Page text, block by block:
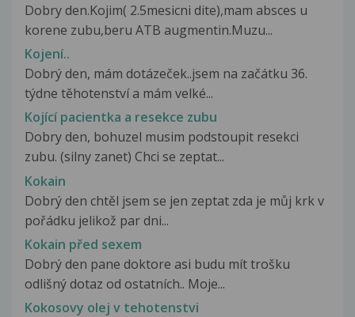
Dobry den.Kojim( 2.5mesicni dite),mam absces u
korene zubu,beru ATB augmentin.Muzu...
Kojení..
Dobrý den, mám dotázeček..jsem na začátku 36.
týdne těhotenství a mám velké...
Kojící pacientka a resekce zubu
Dobry den, bohuzel musim podstoupit resekci
zubu. (silny zanet) Chci se zeptat...
Kokain
Dobrý den chtěl jsem se jen zeptat zda je můj krk v
pořádku jelikož par dni...
Kokain před sexem
Dobrý den pane doktore asi budu mít trošku
odlišný dotaz od ostatních.. Moje...
Kokosovy olej v tehotenstvi